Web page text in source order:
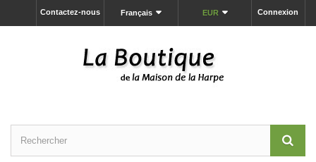
Connexion
EUR
Français
Contactez-nous